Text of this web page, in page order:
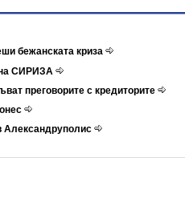
бежанската криза
на СИРИЗА
преговорите с кредиторите
Александруполис